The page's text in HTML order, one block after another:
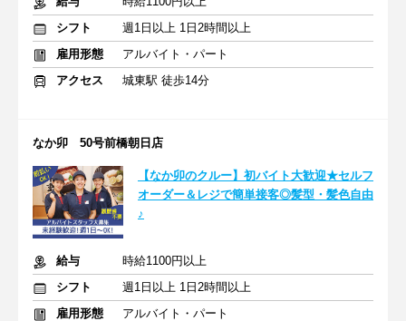
シフト
週1日以上 1日2時間以上
雇用形態
アルバイト・パート
アクセス
城東駅 徒歩14分
なか卯 50号前橋朝日店
【なか卯のクルー】初バイト大歓迎★セルフ
オーダー＆レジで簡単接客◎髪型・髪色自由
♪
給与
時給1100円以上
シフト
週1日以上 1日2時間以上
雇用形態
アルバイト・パート